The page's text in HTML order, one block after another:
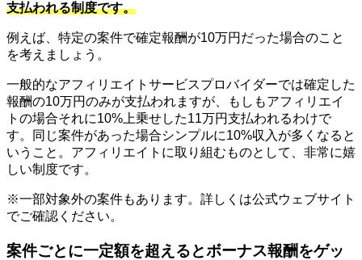
支払われる制度です。
例えば、特定の案件で確定報酬が10万円だった場合のこと
を考えましょう。
一般的なアフィリエイトサービスプロバイダーでは確定した
報酬の10万円のみが支払われますが、もしもアフィリエイ
トの場合それに10%上乗せした11万円支払われるわけで
す。同じ案件があった場合シンプルに10%収入が多くなると
いうこと。アフィリエイトに取り組むものとして、非常に嬉
しい制度です。
※一部対象外の案件もあります。詳しくは公式ウェブサイト
でご確認ください。
案件ごとに一定額を超えるとボーナス報酬をゲッ